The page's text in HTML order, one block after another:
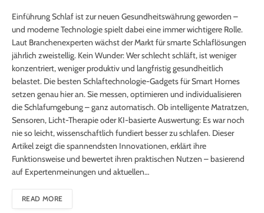
Einführung Schlaf ist zur neuen Gesundheitswährung geworden –
und moderne Technologie spielt dabei eine immer wichtigere Rolle.
Laut Branchenexperten wächst der Markt für smarte Schlaflösungen
jährlich zweistellig. Kein Wunder: Wer schlecht schläft, ist weniger
konzentriert, weniger produktiv und langfristig gesundheitlich
belastet. Die besten Schlaftechnologie-Gadgets für Smart Homes
setzen genau hier an. Sie messen, optimieren und individualisieren
die Schlafumgebung – ganz automatisch. Ob intelligente Matratzen,
Sensoren, Licht-Therapie oder KI-basierte Auswertung: Es war noch
nie so leicht, wissenschaftlich fundiert besser zu schlafen. Dieser
Artikel zeigt die spannendsten Innovationen, erklärt ihre
Funktionsweise und bewertet ihren praktischen Nutzen – basierend
auf Expertenmeinungen und aktuellen…
READ MORE